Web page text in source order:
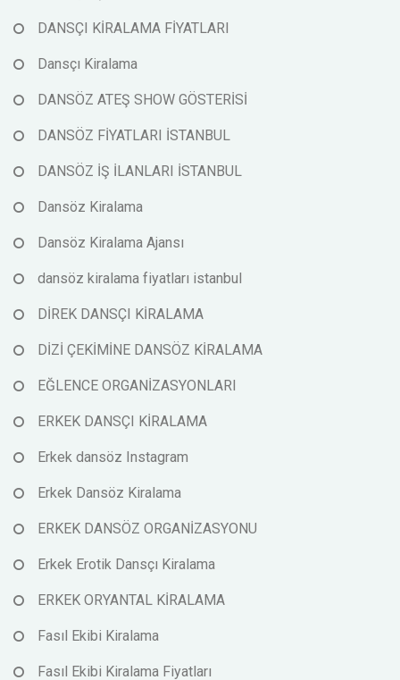
DANSÇI KİRALAMA FİYATLARI
Dansçı Kiralama
DANSÖZ ATEŞ SHOW GÖSTERİSİ
DANSÖZ FİYATLARI İSTANBUL
DANSÖZ İŞ İLANLARI İSTANBUL
Dansöz Kiralama
Dansöz Kiralama Ajansı
dansöz kiralama fiyatları istanbul
DİREK DANSÇI KİRALAMA
DİZİ ÇEKİMİNE DANSÖZ KİRALAMA
EĞLENCE ORGANİZASYONLARI
ERKEK DANSÇI KİRALAMA
Erkek dansöz Instagram
Erkek Dansöz Kiralama
ERKEK DANSÖZ ORGANİZASYONU
Erkek Erotik Dansçı Kiralama
ERKEK ORYANTAL KİRALAMA
Fasıl Ekibi Kiralama
Fasıl Ekibi Kiralama Fiyatları